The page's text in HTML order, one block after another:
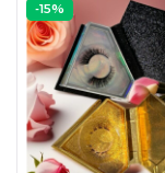
-15%